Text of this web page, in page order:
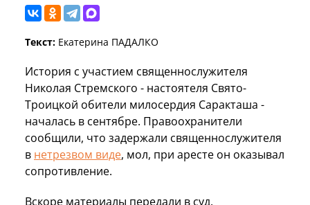
Текст: Екатерина ПАДАЛКО
История с участием священнослужителя
Николая Стремского - настоятеля Свято-
Троицкой обители милосердия Саракташа -
началась в сентябре. Правоохранители
сообщили, что задержали священнослужителя
в нетрезвом виде, мол, при аресте он оказывал
сопротивление.
Вскоре материалы передали в суд.